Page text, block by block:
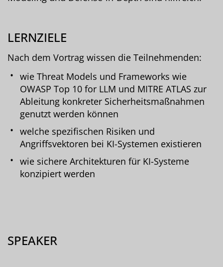
LERNZIELE
Nach dem Vortrag wissen die Teilnehmenden:
wie Threat Models und Frameworks wie
OWASP Top 10 for LLM und MITRE ATLAS zur
Ableitung konkreter Sicherheitsmaßnahmen
genutzt werden können
welche spezifischen Risiken und
Angriffsvektoren bei KI-Systemen existieren
wie sichere Architekturen für KI-Systeme
konzipiert werden
SPEAKER